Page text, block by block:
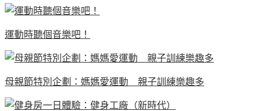
運動時聽個音樂吧！
母親節特別企劃：媽媽愛運動 親子訓練樂趣多